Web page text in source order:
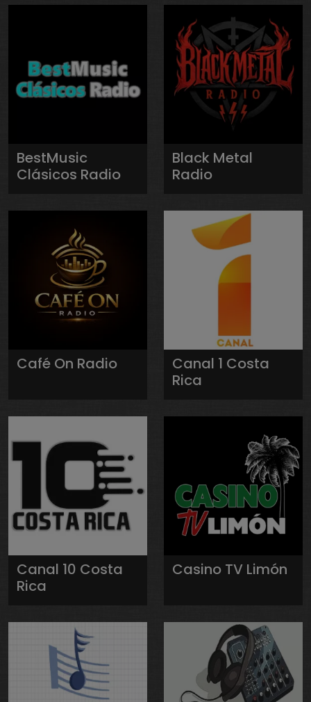
BestMusic
Clásicos Radio
Black Metal
Radio
Café On Radio
Canal 1 Costa
Rica
Canal 10 Costa
Rica
Casino TV Limón